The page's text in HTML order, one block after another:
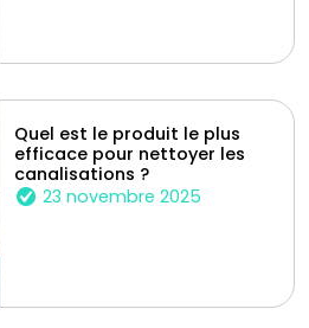
Quel est le produit le plus
efficace pour nettoyer les
canalisations ?
23 novembre 2025